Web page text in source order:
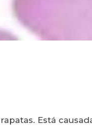
Está